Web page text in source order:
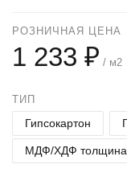
РОЗНИЧНАЯ ЦЕНА
1 233 ₽ / м2
ТИП
Гипсокартон
МДФ/ХДФ